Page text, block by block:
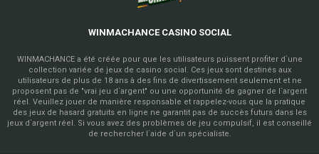
WINMACHANCE CASINO SOCIAL
WINMACHANCE a été créée pour que les utilisateurs puissent profiter d`une
collection variée de jeux de casino social. Ces jeux sont destinés aux
utilisateurs de plus de 18 ans à des fins de divertissement seulement et ne
proposent pas de "vrai jeu d`argent" ou une opportunité de gagner de l`argent
réel. Veuillez jouer de manière responsable et rappelez-vous que la pratique
des jeux de hasard gratuits en ligne ne garantit pas de succès futurs dans les
jeux d`argent réel. Si vous avez des problèmes de jeu compulsif, il est conseillé
de rechercher l`aide d`un spécialiste.